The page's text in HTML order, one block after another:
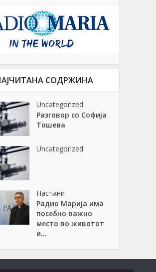
СОДРЖИНА
Uncategorized
Разговор со Софија
Тошева
Uncategorized
Настани
Радио Марија има
посебно важно
место во животот
и...